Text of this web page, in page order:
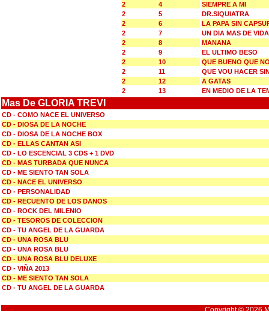
2
4
SIEMPRE A MI
2
5
DR.SIQUIATRA
2
6
LA PAPA SIN
2
7
UN DIA MAS DE VIDA
2
8
MANANA
2
9
EL ULTIMO BESO
2
10
QUE BUENO QUE
2
11
QUE VOU HACER
2
12
A GATAS
2
13 EN MEDIO DE LA
Mas De GLORIA TREVI
CD - COMO NACE EL UNIVERSO
CD - DIOSA DE LA NOCHE
CD - DIOSA DE LA NOCHE BOX
CD - ELLAS CANTAN ASI
CD - LO ESCENCIAL 3 CDS + 1 DVD
CD - MAS TURBADA QUE NUNCA
CD - ME SIENTO TAN SOLA
CD - NACE EL UNIVERSO
CD - PERSONALIDAD
CD - RECUENTO DE LOS DANOS
CD - ROCK DEL MILENIO
CD - TESOROS DE COLECCION
CD - TU ANGEL DE LA GUARDA
CD - UNA ROSA BLU
CD - UNA ROSA BLU
CD - UNA ROSA BLU DELUXE
CD - VIÑA 2013
CD - ME SIENTO TAN SOLA
CD - TU ANGEL DE LA GUARDA